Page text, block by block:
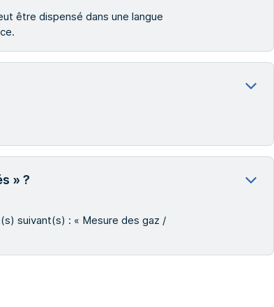
être dispensé dans une langue
» ?
suivant(s) : « Mesure des gaz /